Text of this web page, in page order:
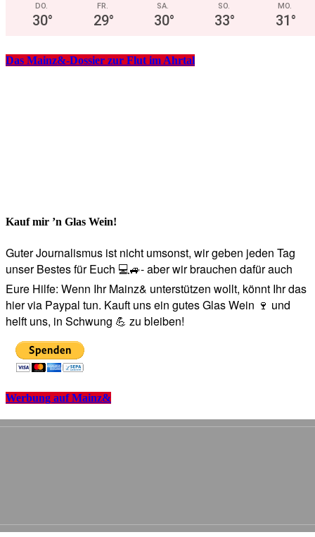
DO.
30°
FR.
29°
SA.
30°
SO.
33°
MO.
31°
Das Mainz&-Dossier zur Flut im Ahrtal
Kauf mir ’n Glas Wein!
Guter Journalismus ist nicht umsonst, wir geben jeden Tag
unser Bestes für Euch 💻🚙- aber wir brauchen dafür auch
Eure Hilfe: Wenn Ihr Mainz& unterstützen wollt, könnt Ihr das
hier via Paypal tun. Kauft uns ein gutes Glas Wein 🍷 und
helft uns, in Schwung 💪 zu bleiben!
Werbung auf Mainz&